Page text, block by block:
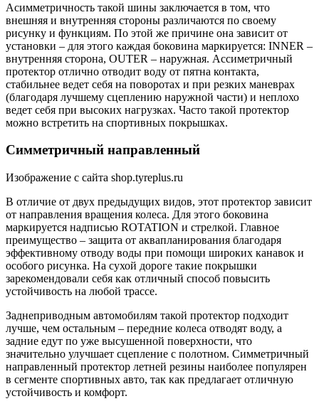
Асимметричность такой шины заключается в том, что
внешняя и внутренняя стороны различаются по своему
рисунку и функциям. По этой же причине она зависит от
установки – для этого каждая боковина маркируется: INNER –
внутренняя сторона, OUTER – наружная. Ассиметричный
протектор отлично отводит воду от пятна контакта,
стабильнее ведет себя на поворотах и при резких маневрах
(благодаря лучшему сцеплению наружной части) и неплохо
ведет себя при высоких нагрузках. Часто такой протектор
можно встретить на спортивных покрышках.
Симметричный направленный
Изображение с сайта shop.tyreplus.ru
В отличие от двух предыдущих видов, этот протектор зависит
от направления вращения колеса. Для этого боковина
маркируется надписью ROTATION и стрелкой. Главное
преимущество – защита от аквапланирования благодаря
эффективному отводу воды при помощи широких канавок и
особого рисунка. На сухой дороге такие покрышки
зарекомендовали себя как отличный способ повысить
устойчивость на любой трассе.
Заднеприводным автомобилям такой протектор подходит
лучше, чем остальным – передние колеса отводят воду, а
задние едут по уже высушенной поверхности, что
значительно улучшает сцепление с полотном. Симметричный
направленный протектор летней резины наиболее популярен
в сегменте спортивных авто, так как предлагает отличную
устойчивость и комфорт.